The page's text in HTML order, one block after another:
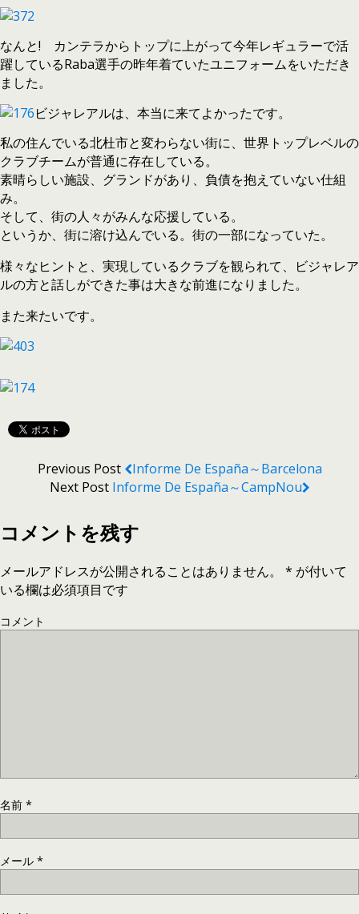
なんと! カンテラからトップに上がって今年レギュラーで活
躍しているRaba選手の昨年着ていたユニフォームをいただき
ました。
ビジャレアルは、本当に来てよかったです。
私の住んでいる北杜市と変わらない街に、世界トップレベルの
クラブチームが普通に存在している。
素晴らしい施設、グランドがあり、負債を抱えていない仕組
み。
そして、街の人々がみんな応援している。
というか、街に溶け込んでいる。街の一部になっていた。
様々なヒントと、実現しているクラブを観られて、ビジャレア
ルの方と話しができた事は大きな前進になりました。
また来たいです。
Previous Post
Informe De España～Barcelona
Next Post Informe De España～CampNou
コメントを残す
メールアドレスが公開されることはありません。 * が付いて
いる欄は必須項目です
コメント
名前 *
メール *